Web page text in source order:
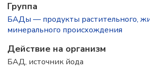
Группа
БАДы — продукты растительного,
минерального происхождения
Действие на организм
БАД, источник йода